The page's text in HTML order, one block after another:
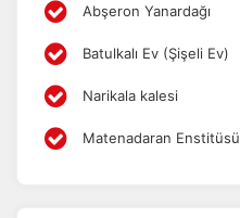
Abşeron Yanardağı
Batulkalı Ev (Şişeli Ev)
Narikala kalesi
Matenadaran Enstitüsü